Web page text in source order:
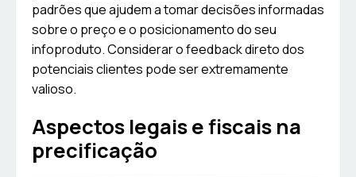
padrões que ajudem a tomar decisões informadas
sobre o preço e o posicionamento do seu
infoproduto. Considerar o feedback direto dos
potenciais clientes pode ser extremamente
valioso.
Aspectos legais e fiscais na
precificação